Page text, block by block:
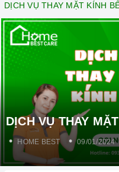
DỊCH VỤ THAY MẶT KÍNH
DỊCH VỤ THAY
HOME BEST 09/01/2024